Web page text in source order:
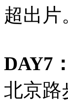
超出片
DAY7
北京路